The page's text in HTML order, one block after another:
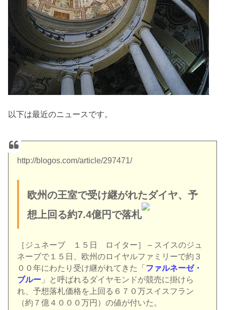
以下は最近のニュースです。
http://blogos.com/article/297471/
欧州の王室で受け継がれたダイヤ、予
想上回る約7.4億円で落札
［ジュネーブ １５日 ロイター］ – スイスのジュ
ネーブで１５日、欧州のロイヤルファミリーで約３
００年にわたり受け継がれてきた「 ファルネーゼ・
ブルー 」と呼ばれるダイヤモンドが競売に掛けら
れ、予想落札価格を上回る６７０万スイスフラン
（約７億４０００万円）の値が付いた。